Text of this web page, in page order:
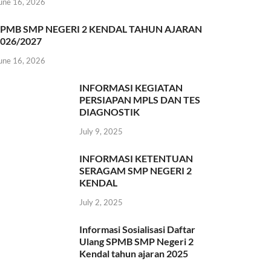
16, 2026
SMP NEGERI 2 KENDAL TAHUN AJARAN
2027
16, 2026
INFORMASI KEGIATAN
PERSIAPAN MPLS DAN TES
DIAGNOSTIK
July 9, 2025
INFORMASI KETENTUAN
SERAGAM SMP NEGERI 2
KENDAL
July 2, 2025
Informasi Sosialisasi Daftar
Ulang SPMB SMP Negeri 2
Kendal tahun ajaran 2025